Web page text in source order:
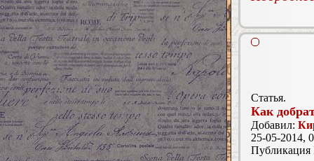
Статья.
Как
Добавил:
25-05-2014,